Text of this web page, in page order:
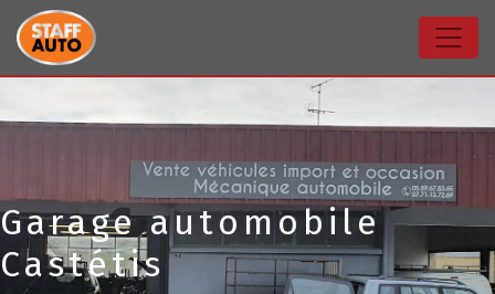
Panneau de gestion des cookies
Garage automobile
Castétis